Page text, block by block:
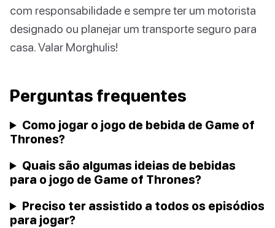
com responsabilidade e sempre ter um motorista
designado ou planejar um transporte seguro para
casa. Valar Morghulis!
Perguntas frequentes
Como jogar o jogo de bebida de Game of
Thrones?
Quais são algumas ideias de bebidas
para o jogo de Game of Thrones?
Preciso ter assistido a todos os episódios
para jogar?